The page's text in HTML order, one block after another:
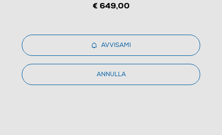
LG - Smart TV QNED EVO AI MINILED UHD 4K 55"
55QNED86A6-Charcoal Black
€ 649,00
AVVISAMI
ANNULLA